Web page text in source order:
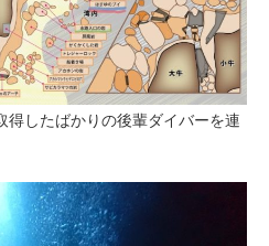
したばかりの後輩ダイバーを連